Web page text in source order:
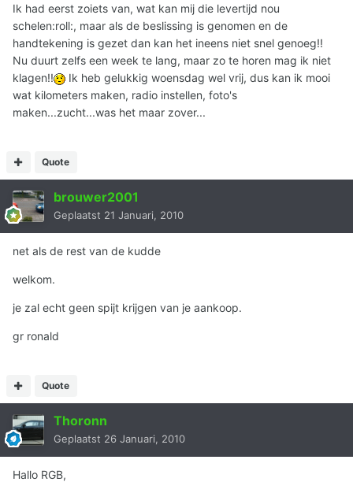
Ik had eerst zoiets van, wat kan mij die levertijd nou
schelen:roll:, maar als de beslissing is genomen en de
handtekening is gezet dan kan het ineens niet snel genoeg!!
Nu duurt zelfs een week te lang, maar zo te horen mag ik niet
klagen!!
Ik heb gelukkig woensdag wel vrij, dus kan ik mooi
wat kilometers maken, radio instellen, foto's
maken...zucht...was het maar zover...
Quote
brouwer2001
Geplaatst 21 Januari, 2010
net als de rest van de kudde
welkom.
je zal echt geen spijt krijgen van je aankoop.
gr ronald
Quote
Thoronn
Geplaatst 26 Januari, 2010
Hallo RGB,